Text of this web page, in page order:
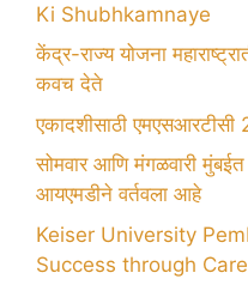
Ki Shubhkamnaye
केंद्र-राज्य योजना
कवच देते
एकादशीसाठी
सोमवार आणि मंगळवारी
आयएमडीने वर्तवला आहे
Keiser University
Success through